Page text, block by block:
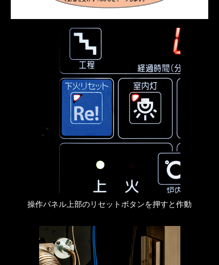
操作パネル上部のリセットボタンを押すと作動